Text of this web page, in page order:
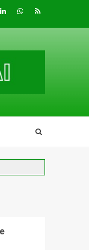
LinkedInwhatsapp
RSS